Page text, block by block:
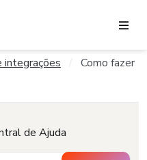
integrações
Como fazer
de Ajuda